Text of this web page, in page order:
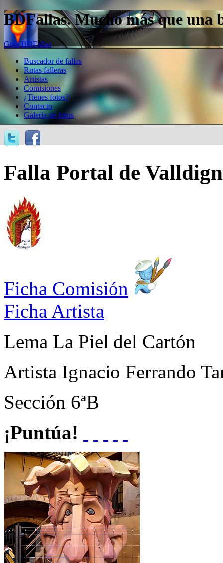
BDFallas. Mucho más que una
Guía BDFallas
Buscador de fallas
Rutas falleras
Artistas
Comisiones
¿Tienes fotos?
Contacto
Galería de fotos
Falla Portal de
Ficha Comisión
Ficha Artista
Lema La Piel del Cartón
Artista Ignacio Ferrando
Sección 6ªB
¡Puntúa!